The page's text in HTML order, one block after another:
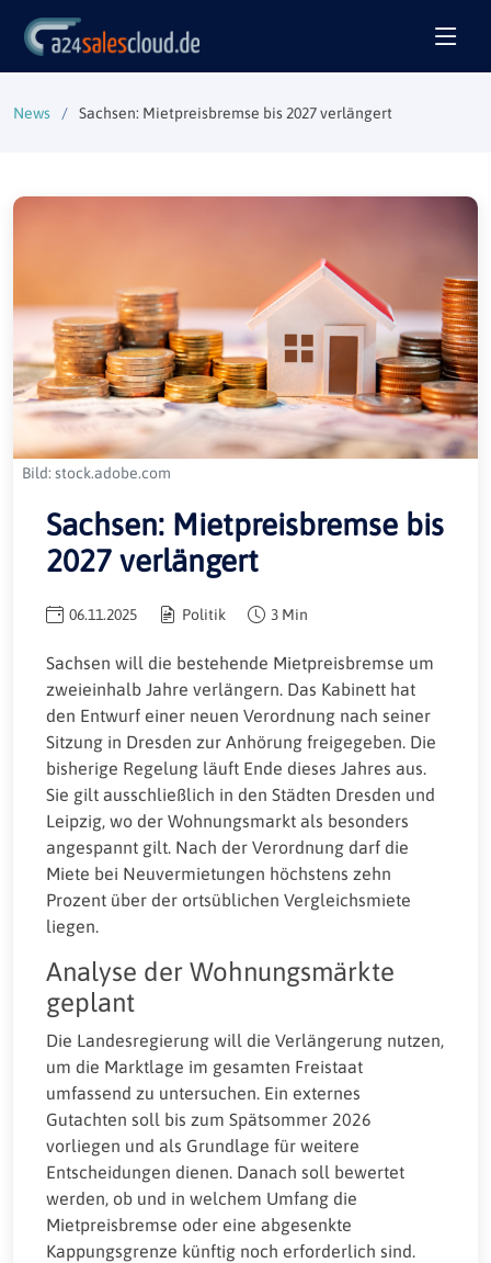
News Sachsen: Mietpreisbremse bis 2027 verlängert
Bild: stock.adobe.com
Sachsen: Mietpreisbremse bis
2027 verlängert
06.11.2025 Politik 3 Min
Sachsen will die bestehende Mietpreisbremse um
zweieinhalb Jahre verlängern. Das Kabinett hat
den Entwurf einer neuen Verordnung nach seiner
Sitzung in Dresden zur Anhörung freigegeben. Die
bisherige Regelung läuft Ende dieses Jahres aus.
Sie gilt ausschließlich in den Städten Dresden und
Leipzig, wo der Wohnungsmarkt als besonders
angespannt gilt. Nach der Verordnung darf die
Miete bei Neuvermietungen höchstens zehn
Prozent über der ortsüblichen Vergleichsmiete
liegen.
Analyse der Wohnungsmärkte
geplant
Die Landesregierung will die Verlängerung nutzen,
um die Marktlage im gesamten Freistaat
umfassend zu untersuchen. Ein externes
Gutachten soll bis zum Spätsommer 2026
vorliegen und als Grundlage für weitere
Entscheidungen dienen. Danach soll bewertet
werden, ob und in welchem Umfang die
Mietpreisbremse oder eine abgesenkte
Kappungsgrenze künftig noch erforderlich sind.